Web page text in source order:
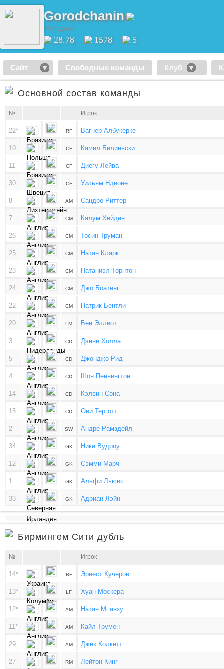
Gorodchanin
Менеджер
28.78 1578 5
Сайт Свободные команды Клуб
Основной состав команды
№ Игрок
22* RF Вагнер Албукерке
10 CF Камил Билиньски
11 CF Диегу Лейва
30 CF Уильям Ндионе
8 AM Сандро Риттер
7 CM Калум Хейден
26 CM Тосин Труман
25 CM Натан Кларк
23 CM Натаниэл Торнтон
24 CM Джо Боатенг
22 CM Патрик Бентли
20 LM Бен Эллиот
3 CD Дэнни Холла
5 CD Джонджо Рид
4 CD Шон Пеннингтон
14 CD Кэлвин Сона
15 CD Ови Терготт
2 SW Андре Рамздейл
34 GK Нике Вудроу
12 GK Сэмми Марч
1 GK Альфи Льюис
33 GK Адриан Лэйн
Бирмингем Сити дубль
№ Игрок
14* RF Эрнест Кучеров
13* LF Хуан Москера
12* AM Натан Мпанзу
11* AM Кайл Трумен
29 AM Джек Колкетт
27 RM Лейтон Кинг